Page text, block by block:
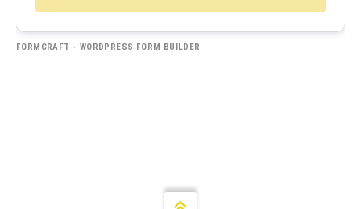
FORMCRAFT - WORDPRESS FORM BUILDER